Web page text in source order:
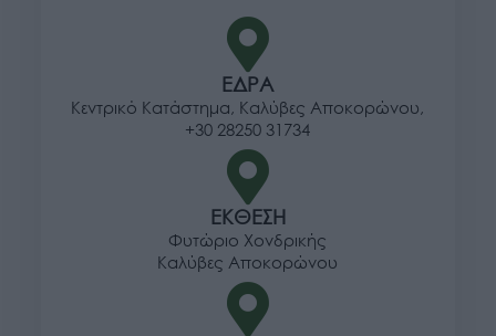
ΕΔΡΑ
Κεντρικό Κατάστημα, Καλύβες Αποκορώνου,
+30 28250 31734
ΕΚΘΕΣΗ
Φυτώριο Χονδρικής
Καλύβες Αποκορώνου